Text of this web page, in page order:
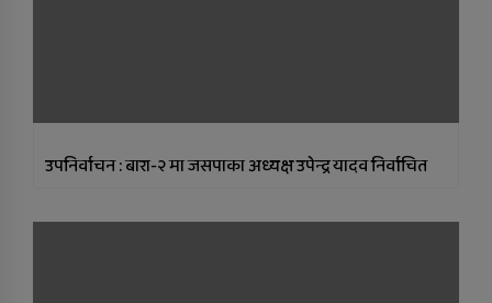
उपनिर्वाचन : बारा-२ मा जसपाका अध्यक्ष उपेन्द्र यादव निर्वाचित